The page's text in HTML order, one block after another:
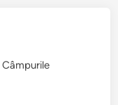
Câmpurile